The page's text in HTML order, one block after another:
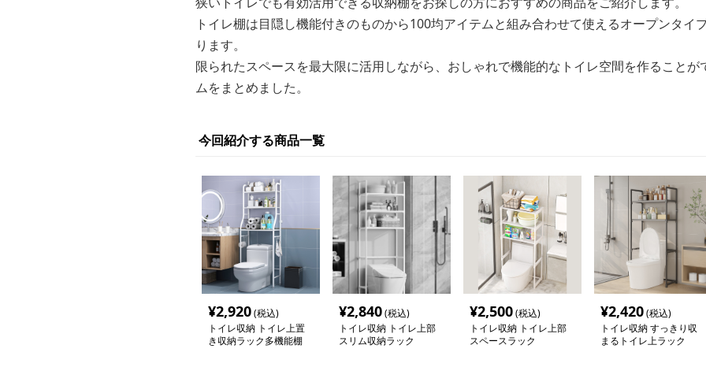
トイレ棚は目隠し機能付きのものから100均アイテムと組み合わせて使えるオープンタイ
ります。
限られたスペースを最大限に活用しながら、おしゃれで機能的なトイレ空間を作ることが
ムをまとめました。
今回紹介する商品一覧
¥2,920(税込)
トイレ収納 トイレ上置
き収納ラック多機能棚
¥2,840(税込)
トイレ収納 トイレ上部
スリム収納ラック
¥2,500(税込)
トイレ収納 トイレ上部
スペースラック
¥2,420(税込)
トイレ収納 すっきり収
まるトイレ上ラック